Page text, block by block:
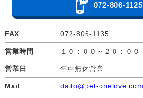
072-806-1125
FAX 072-806-1135
営業時間 １０：００～２０：００
営業日 年中無休営業
Mail daito@pet-onelove.com